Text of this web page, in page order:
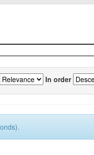
In order